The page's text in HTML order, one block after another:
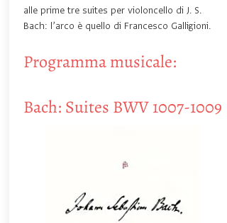
alle prime tre suites per violoncello di J. S.
Bach: l’arco è quello di Francesco Galligioni.
Programma musicale:
Bach: Suites BWV1007-1009